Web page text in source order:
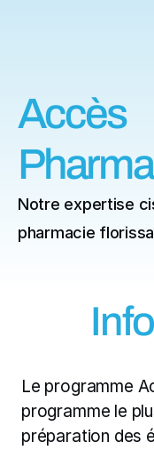
Accès
Notre expertise
pharmacie
Le programme
programme le
préparation des